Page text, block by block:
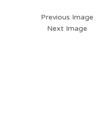
Previous Image
Next Image